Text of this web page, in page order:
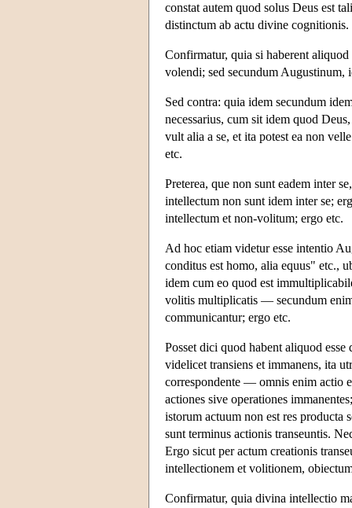
constat autem quod solus Deus est
distinctum ab actu divine cognitionis.
Confirmatur, quia si haberent
volendi; sed secundum Augustinum,
Sed contra: quia idem secundum
necessarius, cum sit idem quod
vult alia a se, et ita potest ea non
etc.
Preterea, que non sunt eadem inter
intellectum non sunt idem inter se;
intellectum et non-volitum; ergo etc.
Ad hoc etiam videtur esse intentio
conditus est homo, alia equus" etc.,
idem cum eo quod est
volitis multiplicatis — secundum
communicantur; ergo etc.
Posset dici quod habent aliquod
videlicet transiens et immanens, ita
correspondente — omnis enim actio
actiones sive operationes
istorum actuum non est res producta
sunt terminus actionis transeuntis.
Ergo sicut per actum creationis
intellectionem et volitionem,
Confirmatur, quia divina intellectio